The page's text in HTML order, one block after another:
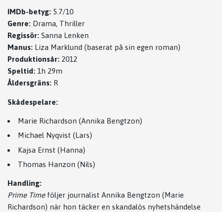
IMDb-betyg: 5.7/10
Genre: Drama, Thriller
Regissör: Sanna Lenken
Manus: Liza Marklund (baserat på sin egen roman)
Produktionsår: 2012
Speltid: 1h 29m
Åldersgräns: R
Skådespelare:
Marie Richardson (Annika Bengtzon)
Michael Nyqvist (Lars)
Kajsa Ernst (Hanna)
Thomas Hanzon (Nils)
Handling:
Prime Timeföljer journalist Annika Bengtzon (Marie
Richardson) när hon täcker en skandalös nyhetshändelse